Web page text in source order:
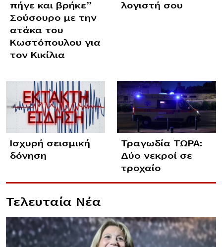
πήγε και βρήκε”
Σούσουρο με την
ατάκα του
Κωστόπουλου για
τον Κικίλια
λογιστή σου
Ισχυρή σεισμική
δόνηση
Τραγωδία ΤΩΡΑ:
Δύο νεκροί σε
τροχαίο
Τελευταία Νέα